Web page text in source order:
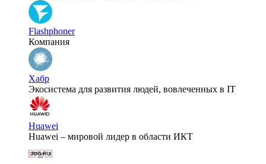
Flashphoner
Компания
Хабр
Экосистема для развития людей, вовлеченных в IT
Huawei
Huawei – мировой лидер в области ИКТ